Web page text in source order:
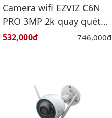
Camera wifi EZVIZ C6N
PRO 3MP 2k quay quét
wifi 3MP thông minh
Giá bán:
532,000đ Giá gốc:
746,000đ